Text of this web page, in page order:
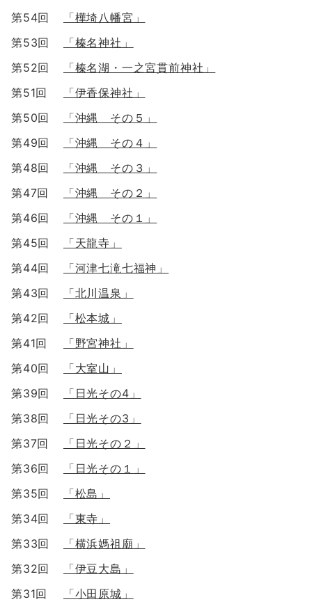
第54回
「樺埼八幡宮」
第53回
「榛名神社」
第52回
「榛名湖・一之宮貫前神社」
第51回
「伊香保神社」
第50回
「沖縄 その５」
第49回
「沖縄 その４」
第48回
「沖縄 その３」
第47回
「沖縄 その２」
第46回
「沖縄 その１」
第45回
「天龍寺」
第44回
「河津七滝七福神」
第43回
「北川温泉」
第42回
「松本城」
第41回
「野宮神社」
第40回
「大室山」
第39回
「日光その4」
第38回
「日光その3」
第37回
「日光その２」
第36回
「日光その１」
第35回
「松島」
第34回
「東寺」
第33回
「横浜媽祖廟」
第32回
「伊豆大島」
第31回
「小田原城」